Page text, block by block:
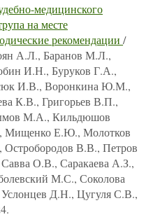
медицинского
на месте
рекомендации /
А.Л., Баранов М.Л.,
И.Н., Буруков Г.А.,
И.В., Воронкина Ю.М.,
К.В., Григорьев В.П.,
М.А., Кильдюшов
Е.Ю., Молотков
В.В., Петров
О.В., Саракаева А.З.,
М.С., Соколова
Д.Н., Цугуля С.В.,